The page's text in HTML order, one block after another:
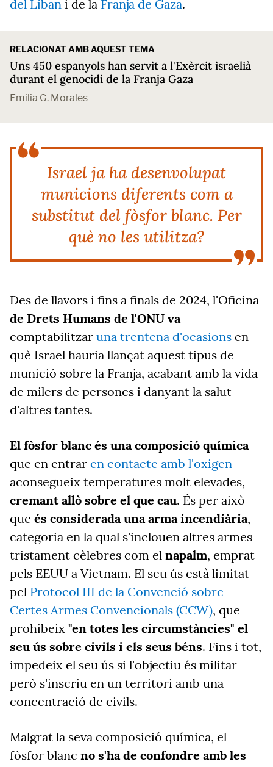
del Líban i de la Franja de Gaza.
RELACIONAT AMB AQUEST TEMA
Uns 450 espanyols han servit a l'Exèrcit israelià
durant el genocidi de la Franja Gaza
Emilia G. Morales
Israel ja ha desenvolupat
municions diferents com a
substitut del fòsfor blanc. Per
què no les utilitza?
Des de llavors i fins a finals de 2024, l'Oficina
de Drets Humans de l'ONU va
comptabilitzar una trentena d'ocasions en
què Israel hauria llançat aquest tipus de
munició sobre la Franja, acabant amb la vida
de milers de persones i danyant la salut
d'altres tantes.
El fòsfor blanc és una composició química
que en entrar en contacte amb l'oxigen
aconsegueix temperatures molt elevades,
cremant allò sobre el que cau. És per això
que és considerada una arma incendiària,
categoria en la qual s'inclouen altres armes
tristament cèlebres com el napalm, emprat
pels EEUU a Vietnam. El seu ús està limitat
pel Protocol III de la Convenció sobre
Certes Armes Convencionals (CCW), que
prohibeix "en totes les circumstàncies" el
seu ús sobre civils i els seus béns. Fins i tot,
impedeix el seu ús si l'objectiu és militar
però s'inscriu en un territori amb una
concentració de civils.
Malgrat la seva composició química, el
fòsfor blanc no s'ha de confondre amb les